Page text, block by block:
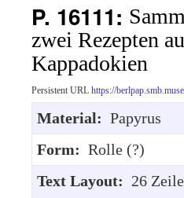
P. 16111:
zwei Rezepten
Kappadokien
Persistent URL https://
Material: Papyrus
Form: Rolle (?)
Text Layout: 26